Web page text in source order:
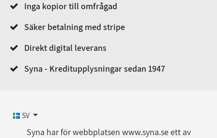
Inga kopior till omfrågad
Säker betalning med stripe
Direkt digital leverans
Syna - Kreditupplysningar sedan 1947
SV
Syna har för webbplatsen www.syna.se ett av